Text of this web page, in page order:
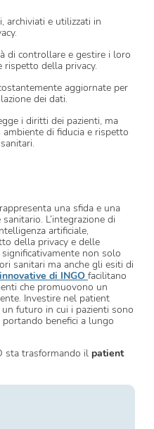
archiviati e utilizzati in
di controllare e gestire i loro
rispetto della privacy.
aggiornate per
dei dati.
i diritti dei pazienti, ma
di fiducia e rispetto
una sfida e una
L’integrazione di
artificiale,
della privacy e delle
non solo
sanitari ma anche gli esiti di
di INGO facilitano
che promuovono un
Investire nel patient
futuro in cui i pazienti sono
benefici a lungo
sta trasformando il patient